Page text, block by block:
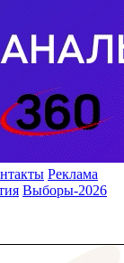
Реклама
Выборы-2026